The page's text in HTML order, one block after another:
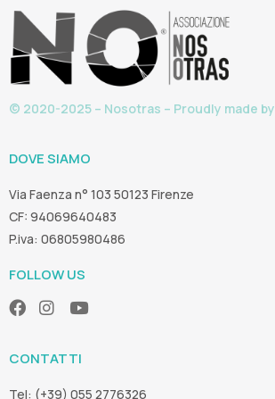
© 2020-2025 – Nosotras – Proudly made by
DOVE SIAMO
Via Faenza n° 103 50123 Firenze
CF: 94069640483
P.iva: 06805980486
FOLLOW US
CONTATTI
Tel: (+39) 055 2776326